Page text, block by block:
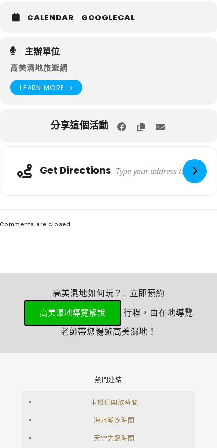
CALENDAR GOOGLECAL
主辦單位
高美濕地旅遊網
LEARN MORE
分享這個活動
Get Directions
Comments are closed.
高美濕地如何玩？...立即預約
高美濕地導覽解說
行程，由在地導覽
老師帶您暢遊高美濕地！
熱門連結
木棧道開放時間
海水潮汐時間
天空之鏡時間